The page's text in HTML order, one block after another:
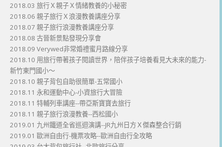
2018.03 旅行Ｘ親子Ｘ情緒教養的小秘密
2018.06 親子旅行Ｘ浪漫教養講座分享
2018.07 親子旅行浪漫教養講座分享
2018.08 古晉新景點發現分享會
2018.09 Verywed非常婚禮蜜月路線分享
2018.10 用旅行帶著孩子閱讀世界，陪伴孩子培養看見大未來的能力-
新竹東門國小～
2018.10 親子背包自助很簡單-五常國小
2018.11 永和運動中心-小資旅行大冒險
2018.11 特輔列車講座--帶亞斯寶寶去旅行
2018.11 親子旅行浪漫教養--西松國小
2019.01 九州鐵道全省巡迴演講--JR九州日方Ｘ傑森整合行銷
2019.01 歐洲自由行-機票攻略--歐洲自由行全攻略